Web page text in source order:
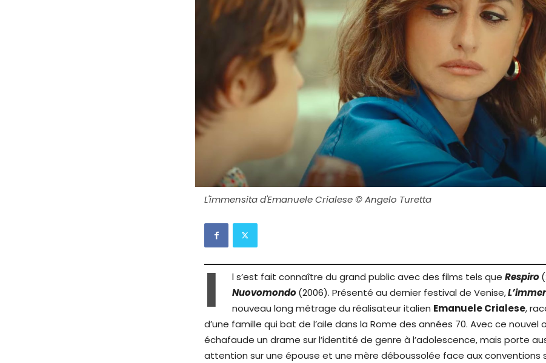
L'immensita d'Emanuele Crialese © Angelo Turetta
I l s’est fait connaître du grand public avec des films tels que Respiro
Nuovomondo(2006). Présenté au dernier festival de Venise,
nouveau long métrage du réalisateur italien Emanuele Crialese,
d’une famille qui bat de l’aile dans la Rome des années 70. Avec ce nouvel
échafaude un drame sur l’identité de genre à l’adolescence, mais porte
attention sur une épouse et une mère déboussolée face aux conventions